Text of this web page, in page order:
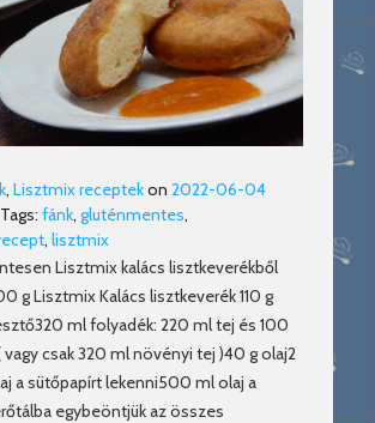
, Lisztmix receptekon 2022-06-04
Tags: fánk, gluténmentes,
, lisztmix
Lisztmix kalács lisztkeverékből
g Lisztmix Kalács lisztkeverék 110 g
ml folyadék: 220 ml tej és 100
csak 320 ml növényi tej )40 g olaj2
a sütőpapírt lekenni500 ml olaj a
egybeöntjük az összes